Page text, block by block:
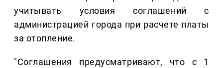
учитывать условия соглашений с
администрацией города при расчете платы
за отопление.
"Соглашения предусматривают, что с 1